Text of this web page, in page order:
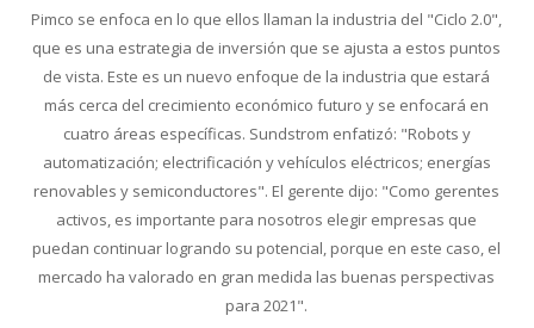
Pimco se enfoca en lo que ellos llaman la industria del "Ciclo 2.0",
que es una estrategia de inversión que se ajusta a estos puntos
de vista. Este es un nuevo enfoque de la industria que estará
más cerca del crecimiento económico futuro y se enfocará en
cuatro áreas específicas. Sundstrom enfatizó: "Robots y
automatización; electrificación y vehículos eléctricos; energías
renovables y semiconductores". El gerente dijo: "Como gerentes
activos, es importante para nosotros elegir empresas que
puedan continuar logrando su potencial, porque en este caso, el
mercado ha valorado en gran medida las buenas perspectivas
para 2021".